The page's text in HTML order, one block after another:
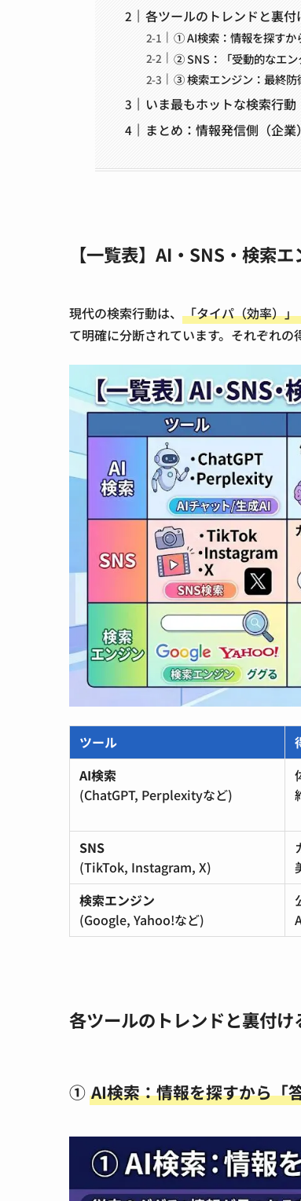
各ツールのトレンドと裏付
① AI検索：情報を探すか
② SNS：「受動的なエン
③ 検索エンジン：最終防
いま最もホットな検索行
まとめ：情報発信側（企
【一覧表】AI・SNS・検索
現代の検索行動は、 「タイパ（効率）
て明確に分断されています。それぞれの
ツール
AI検索
(ChatGPT, Perplexityなど)
SNS
(TikTok, Instagram, X)
検索エンジン
(Google, Yahoo!など)
各ツールのトレンドと裏付け
① AI検索：情報を探すから「